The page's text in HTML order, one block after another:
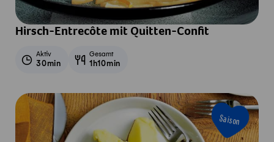
Hirsch-Entrecôte mit Quitten-Confit
Aktiv
30min
Gesamt
1h10min
Saison